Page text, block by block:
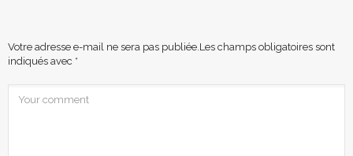
Votre adresse e-mail ne sera pas publiée.Les champs obligatoires sont
indiqués avec *